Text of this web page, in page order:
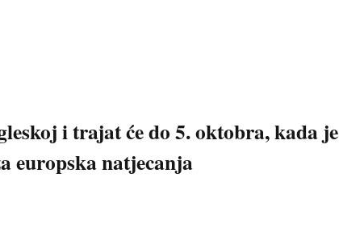
i trajat će do 5. oktobra, kada je
europska natjecanja